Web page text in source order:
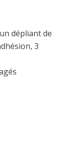
dépliant de
3